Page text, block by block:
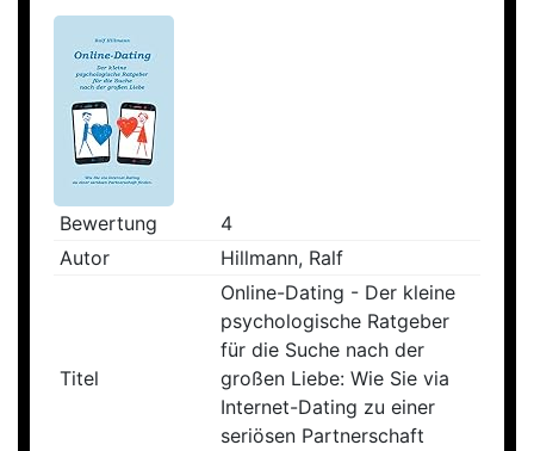
Bewertung
4
Autor
Hillmann, Ralf
Titel
Online-Dating - Der kleine
psychologische Ratgeber
für die Suche nach der
großen Liebe: Wie Sie via
Internet-Dating zu einer
seriösen Partnerschaft